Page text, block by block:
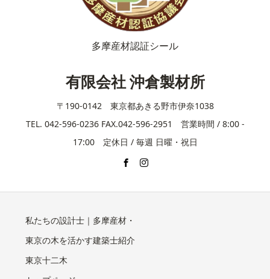
多摩産材認証シール
有限会社 沖倉製材所
〒190-0142 東京都あきる野市伊奈1038
TEL. 042-596-0236 FAX.042-596-2951 営業時間 / 8:00 -
17:00 定休日 / 毎週 日曜・祝日
私たちの設計士｜多摩産材・
東京の木を活かす建築士紹介
東京十二木